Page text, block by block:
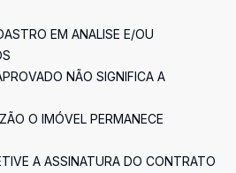
EM ANALISE E/OU
NÃO SIGNIFICA A
O IMÓVEL PERMANECE
A ASSINATURA DO CONTRATO